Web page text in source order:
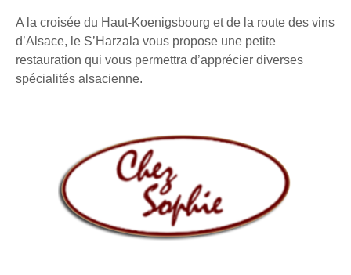
A la croisée du Haut-Koenigsbourg et de la route des vins
d’Alsace, le S’Harzala vous propose une petite
restauration qui vous permettra d’apprécier diverses
spécialités alsacienne.